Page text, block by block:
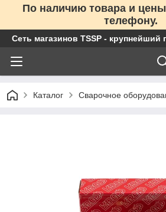
По наличию товара и
телефону.
Сеть магазинов TSSP - крупнейший
Каталог Сварочное